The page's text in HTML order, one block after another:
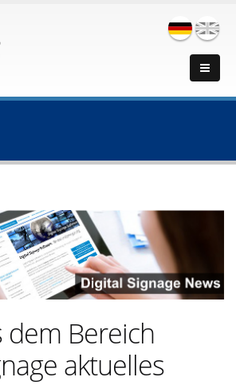
dem Bereich
aktuelles